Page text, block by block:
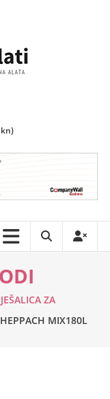
ZA
MIX180L